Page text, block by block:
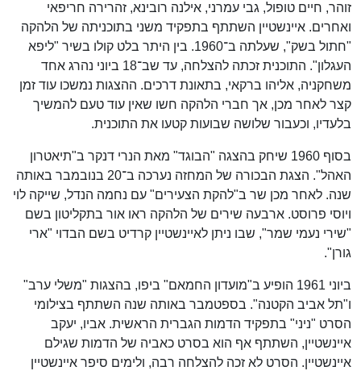
זוהר, חיים טופול, גבי עמרני, אילנה רובינא, זהרירה חריפאי
ואחרים. איינשטיין השתתף בתפקיד משני בתוכניתה של הלהקה
"חתול בשק", שעלתה ב־1960. בין היתר בלט קולו בשיר "ליפא
העגלון". התוכנית זכתה להצלחה, עד שב־18 ביוני נהרג אחד
משחקניה, אליהו ברקאי, בתאונת דרכים. ההצגות נמשכו עוד זמן
קצר לאחר מכן, אך חברי הלהקה חשו שאין עוד טעם להמשיך
בלעדיו, וכעבור שלושה שבועות קטעו את התוכנית.
בסוף 1960 שיחק בהצגה "הבוגד" מאת הנרי דנקר ב"תיאטרון
האהל". הצגת הבכורה של המחזה נערכה ב־20 בנובמבר באותה
שנה. לאחר מכן שר ב"להקת הצעירים" עם נחמה הנדל, שייקה לוי
ויוסי פרוסט. ארבעה שירים של הלהקה ראו אור בתקליטון בשם
"שירי נעמי שמר", שבו ניתן לאיינשטיין קרדיט בשם הבדוי "ארי
גורן".
ביוני 1961 הופיע ב"מועדון החמאם" ביפו, בהצגות "משלי ערב"
ו"תל אביב הקטנה". בספטמבר באותה שנה השתתף בצילומי
הסרט "ניני" בתפקיד הדמות הגברית הראשית. אביו, יעקב
איינשטיין, השתתף אף הוא בסרט כאביה של הדמות שגילם
איינשטיין. הסרט לא זכה להצלחה רבה, ולימים סיפר איינשטיין